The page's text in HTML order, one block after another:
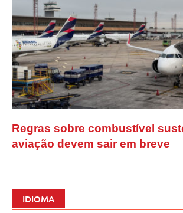
Regras sobre combustível
aviação devem sair em breve
IDIOMA